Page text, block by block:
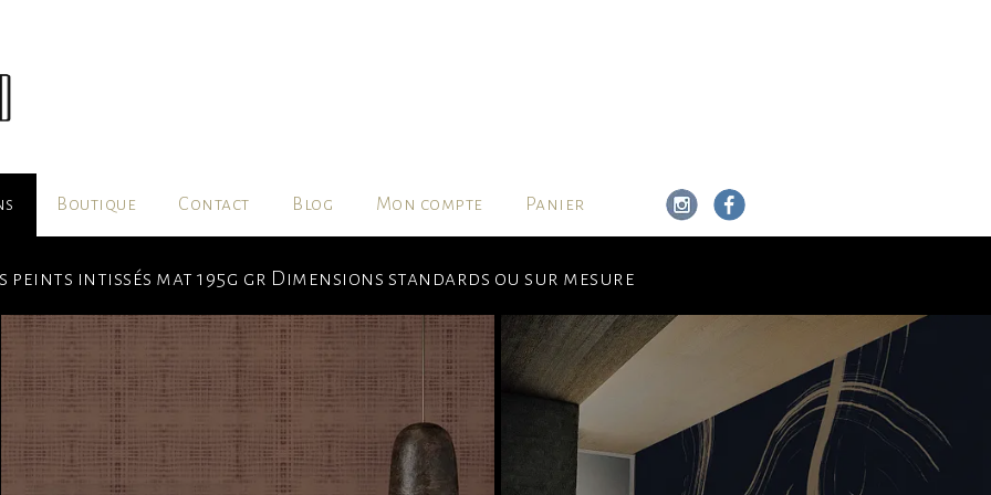
Boutique Contact Blog Mon compte Panier
peints intissés mat 195g gr Dimensions standards ou sur mesure